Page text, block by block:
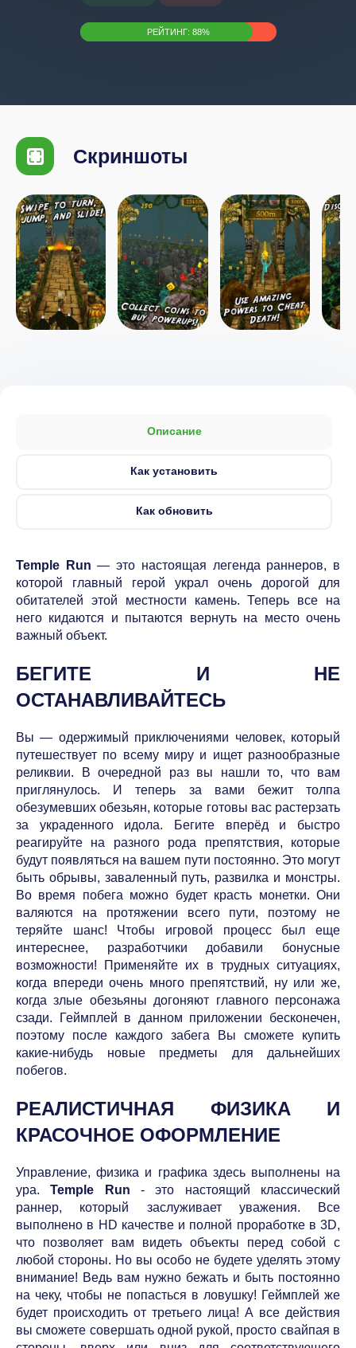
РЕЙТИНГ: 88%
Скриншоты
Описание
Как установить
Как обновить
Temple Run — это настоящая легенда раннеров, в
которой главный герой украл очень дорогой для
обитателей этой местности камень. Теперь все на
него кидаются и пытаются вернуть на место очень
важный объект.
БЕГИТЕ И НЕ
ОСТАНАВЛИВАЙТЕСЬ
Вы — одержимый приключениями человек, который
путешествует по всему миру и ищет разнообразные
реликвии. В очередной раз вы нашли то, что вам
приглянулось. И теперь за вами бежит толпа
обезумевших обезьян, которые готовы вас растерзать
за украденного идола. Бегите вперёд и быстро
реагируйте на разного рода препятствия, которые
будут появляться на вашем пути постоянно. Это могут
быть обрывы, заваленный путь, развилка и монстры.
Во время побега можно будет красть монетки. Они
валяются на протяжении всего пути, поэтому не
теряйте шанс! Чтобы игровой процесс был еще
интереснее, разработчики добавили бонусные
возможности! Применяйте их в трудных ситуациях,
когда впереди очень много препятствий, ну или же,
когда злые обезьяны догоняют главного персонажа
сзади. Геймплей в данном приложении бесконечен,
поэтому после каждого забега Вы сможете купить
какие-нибудь новые предметы для дальнейших
побегов.
РЕАЛИСТИЧНАЯ ФИЗИКА И
КРАСОЧНОЕ ОФОРМЛЕНИЕ
Управление, физика и графика здесь выполнены на
ура.Temple Run - это настоящий классический
раннер, который заслуживает уважения. Все
выполнено в HD качестве и полной проработке в 3D,
что позволяет вам видеть объекты перед собой с
любой стороны. Но вы особо не будете уделять этому
внимание! Ведь вам нужно бежать и быть постоянно
на чеку, чтобы не попасться в ловушку! Геймплей же
будет происходить от третьего лица! А все действия
вы сможете совершать одной рукой, просто свайпая в